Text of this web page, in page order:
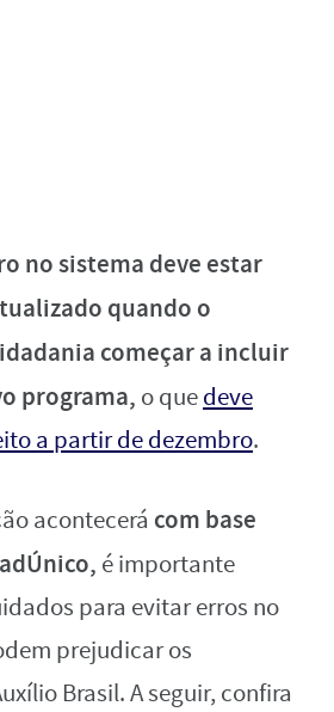
no sistema deve estar
quando o
começar a incluir
programa, o quedeve
a partir de dezembro.
acontecerá com base
é importante
para evitar erros no
prejudicar os
Brasil. A seguir, confira